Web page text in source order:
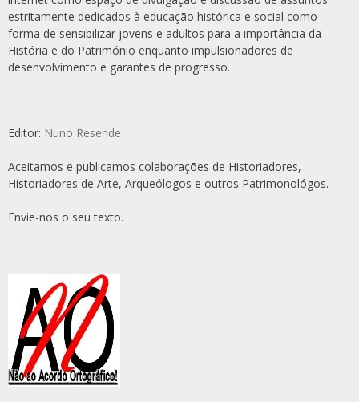
estritamente dedicados à educação histórica e social como
forma de sensibilizar jovens e adultos para a importância da
História e do Património enquanto impulsionadores de
desenvolvimento e garantes de progresso.
Editor: Nuno Resende
Aceitamos e publicamos colaborações de Historiadores,
Historiadores de Arte, Arqueólogos e outros Patrimonológos.
Envie-nos o seu texto.